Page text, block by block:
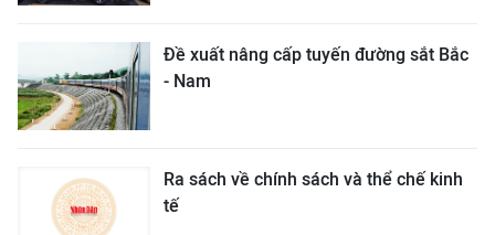
Đề xuất nâng cấp tuyến đường sắt Bắc
- Nam
Ra sách về chính sách và thể chế kinh
tế